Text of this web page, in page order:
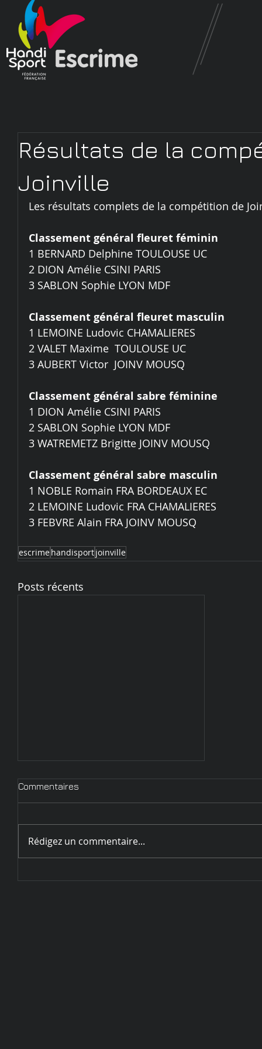
Résultats de la
Joinville
Les résultats complets de la compétition de
Classement général fleuret féminin
1 BERNARD Delphine TOULOUSE UC
2 DION Amélie CSINI PARIS
3 SABLON Sophie LYON MDF
Classement général fleuret masculin
1 LEMOINE Ludovic CHAMALIERES
2 VALET Maxime  TOULOUSE UC
3 AUBERT Victor  JOINV MOUSQ
Classement général sabre féminine
1 DION Amélie CSINI PARIS
2 SABLON Sophie LYON MDF
3 WATREMETZ Brigitte JOINV MOUSQ
Classement général sabre masculin
1 NOBLE Romain FRA BORDEAUX EC
2 LEMOINE Ludovic FRA CHAMALIERES
3 FEBVRE Alain FRA JOINV MOUSQ
escrimehandisportjoinville
Posts récents
Circulaire d'inscription
Commentaires
Rédigez un commentaire...